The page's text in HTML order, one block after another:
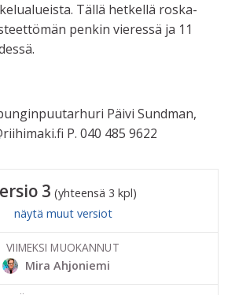
Tällä hetkellä roska-
penkin vieressä ja 11
Päivi Sundman,
P. 040 485 9622
3 (yhteensä 3 kpl)
näytä muut versiot
VIIMEKSI MUOKANNUT
Mira Ahjoniemi